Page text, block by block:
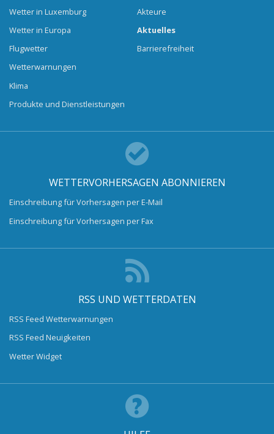
Wetter in Luxemburg
Wetter in Europa
Flugwetter
Wetterwarnungen
Klima
Produkte und Dienstleistungen
Akteure
Aktuelles
Barrierefreiheit
WETTERVORHERSAGEN ABONNIEREN
Einschreibung für Vorhersagen per E-Mail
Einschreibung für Vorhersagen per Fax
RSS UND WETTERDATEN
RSS Feed Wetterwarnungen
RSS Feed Neuigkeiten
Wetter Widget